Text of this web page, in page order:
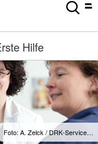
Hilfe
Foto: A. Zelck / DRK-Service…